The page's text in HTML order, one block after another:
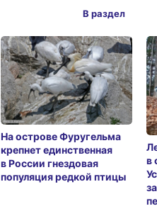
На острове Фуругельма
крепнет единственная
в России гнездовая
популяция редкой птицы
в
В раздел